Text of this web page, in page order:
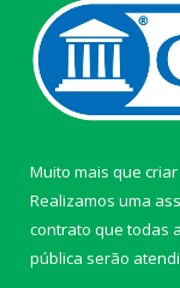
Muito mais que
Realizamos uma
contrato que todas
pública serão